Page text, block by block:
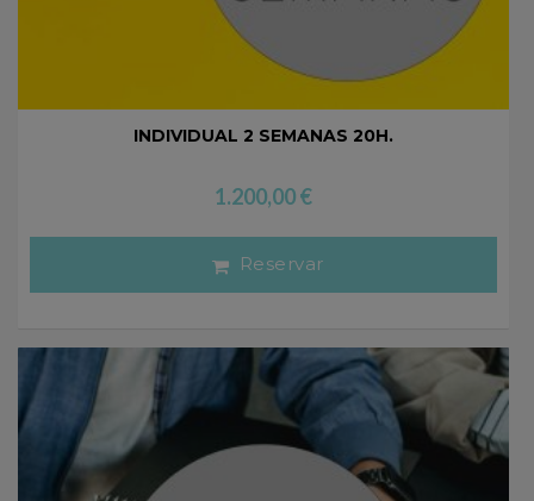
INDIVIDUAL 2 SEMANAS 20H.
1.200,00€
Reservar